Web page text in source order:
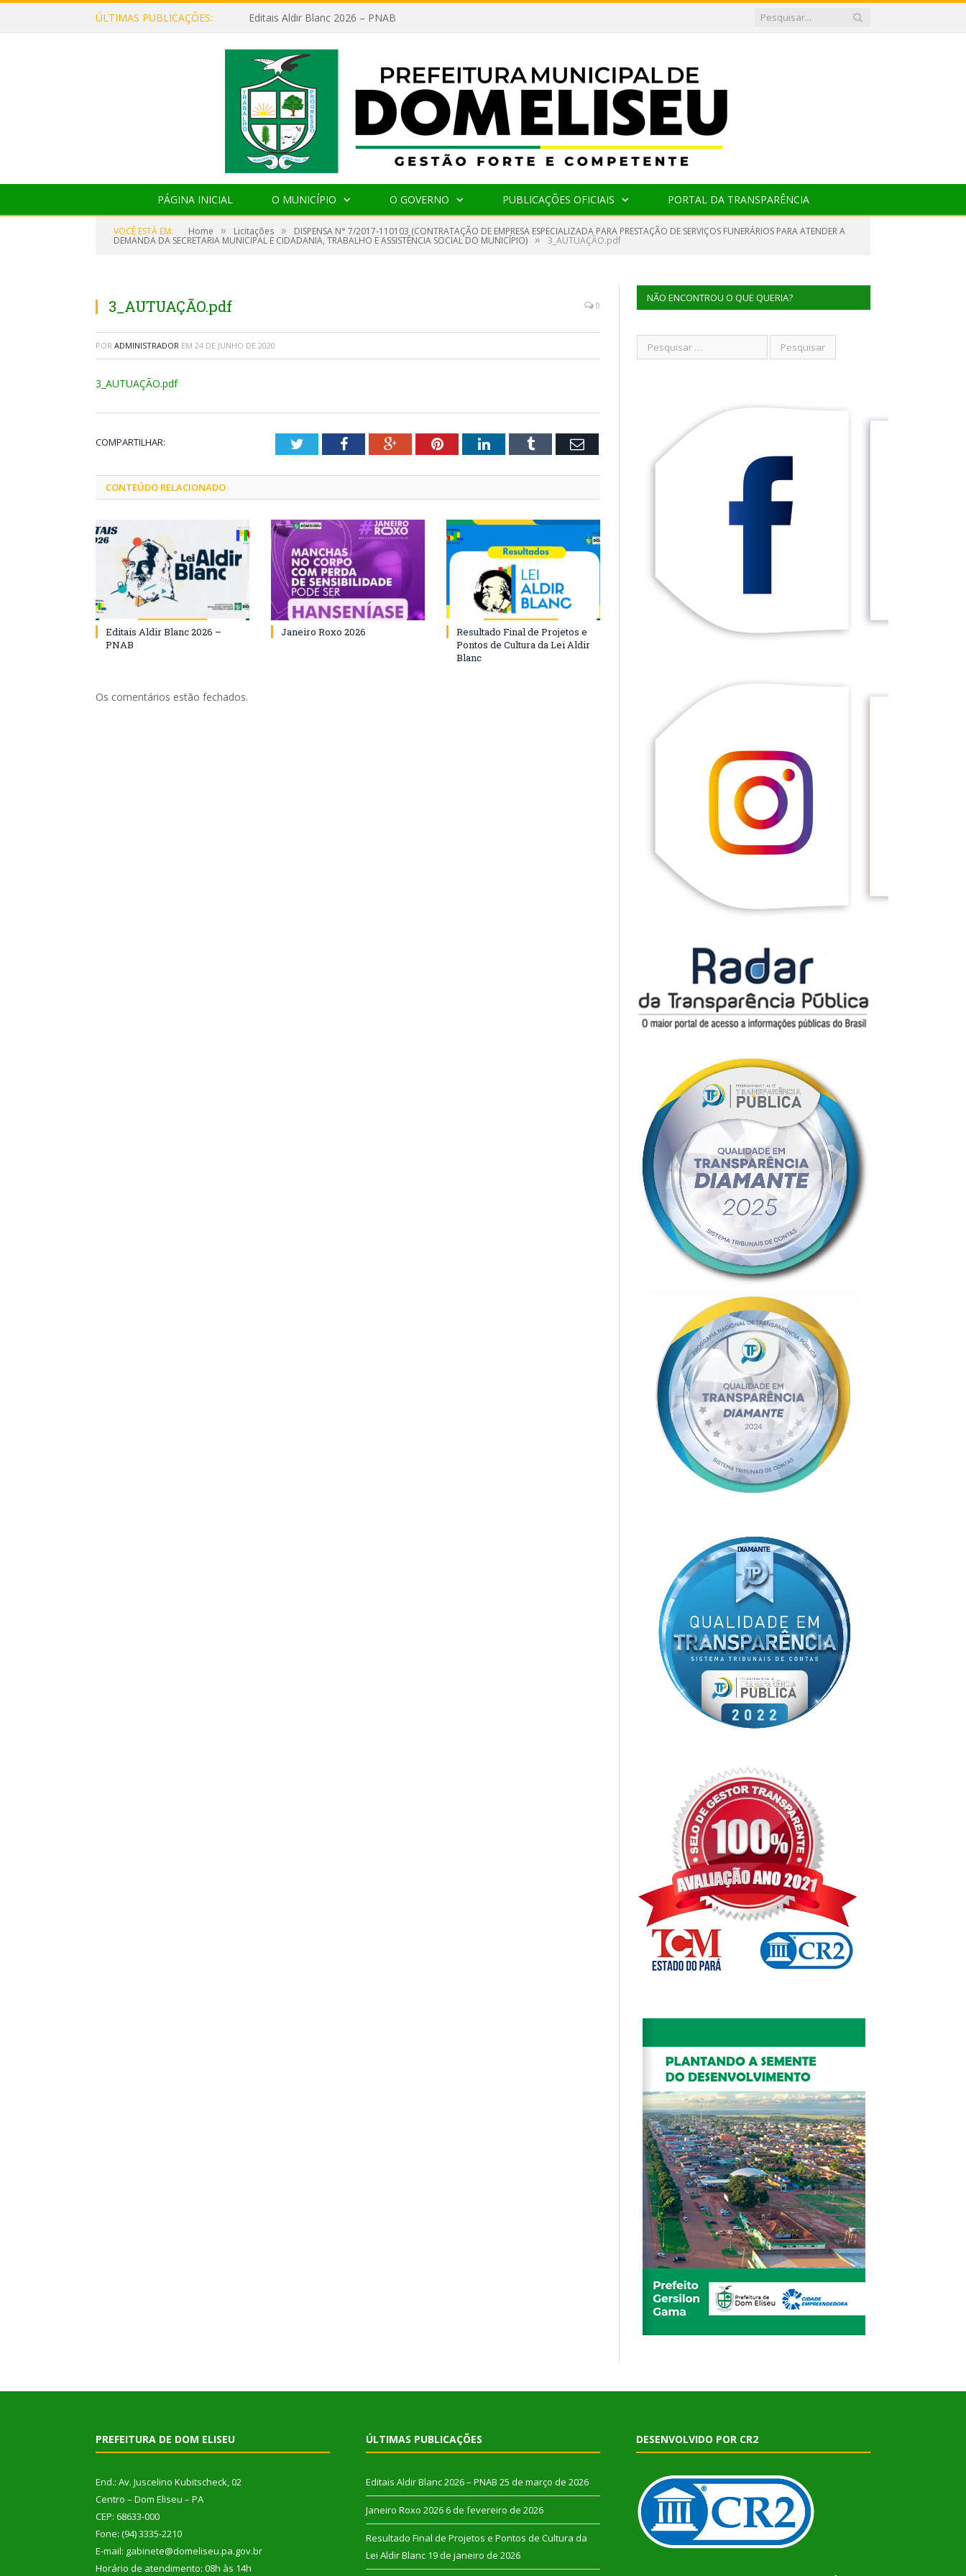
ÚLTIMAS PUBLICAÇÕES: Editais Aldir Blanc 2026 – PNAB
PÁGINA INICIAL O MUNICÍPIO O GOVERNO PUBLICAÇÕES OFICIAIS PORTAL DA TRANSPARÊNCIA
VOCÊ ESTÁ EM: Home » Licitações » DISPENSA N° 7/2017-110103 (CONTRATAÇÃO DE EMPRESA ESPECIALIZADA PARA PRESTAÇÃO DE SERVIÇOS FUNERÁRIOS PARA ATENDER A
DEMANDA DA SECRETARIA MUNICIPAL E CIDADANIA, TRABALHO E ASSISTÊNCIA SOCIAL DO MUNICÍPIO) » 3_AUTUAÇÃO.pdf
3_AUTUAÇÃO.pdf 0
POR ADMINISTRADOR EM 24 DE JUNHO DE 2020
3_AUTUAÇÃO.pdf
COMPARTILHAR: TwitterFacebookGoogle+PinterestLinkedInTumblr Email
CONTEÚDO RELACIONADO
Editais Aldir Blanc 2026 –
PNAB
Janeiro Roxo 2026
Resultado Final de Projetos e
Pontos de Cultura da Lei Aldir
Blanc
Os comentários estão fechados.
NÃO ENCONTROU O QUE QUERIA?
PREFEITURA DE DOM ELISEU
End.: Av. Juscelino Kubitscheck, 02
Centro – Dom Eliseu – PA
CEP: 68633-000
Fone: (94) 3335-2210
E-mail: gabinete@domeliseu.pa.gov.br
Horário de atendimento: 08h às 14h
ÚLTIMAS PUBLICAÇÕES
Editais Aldir Blanc 2026 – PNAB 25 de março de 2026
Janeiro Roxo 2026 6 de fevereiro de 2026
Resultado Final de Projetos e Pontos de Cultura da
Lei Aldir Blanc 19 de janeiro de 2026
DESENVOLVIDO POR CR2